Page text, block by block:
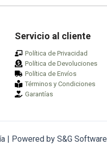
Servicio al cliente
Política de Privacidad
Política de Devoluciones
Política de Envíos
Términos y Condiciones
Garantías
| Powered by S&G Software